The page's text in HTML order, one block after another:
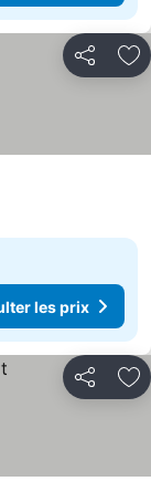
Partager
les prix
les prix
Partager